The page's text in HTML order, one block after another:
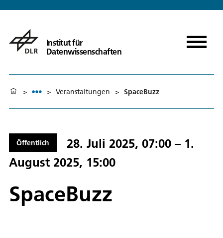
Institut für
Datenwissenschaften
> > Veranstaltungen > SpaceBuzz
Öffentlich
28. Juli 2025, 07:00 – 1.
August 2025, 15:00
SpaceBuzz